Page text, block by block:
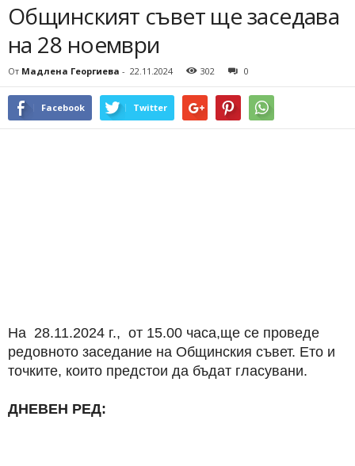
Общинският съвет ще заседава
на 28 ноември
От Мадлена Георгиева - 22.11.2024 302 0
Facebook Twitter
На 28.11.2024 г., от 15.00 часа,ще се проведе
редовното заседание на Общинския съвет. Ето и
точките, които предстои да бъдат гласувани.
ДНЕВЕН РЕД: